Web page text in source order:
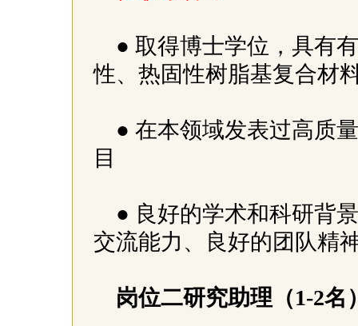
● 取得博士学位，具有
性、热固性树脂基复合材
● 在本领域发表过高质
目
● 良好的学术和科研背
交流能力、良好的团队精
岗位二研究助理（1-2名